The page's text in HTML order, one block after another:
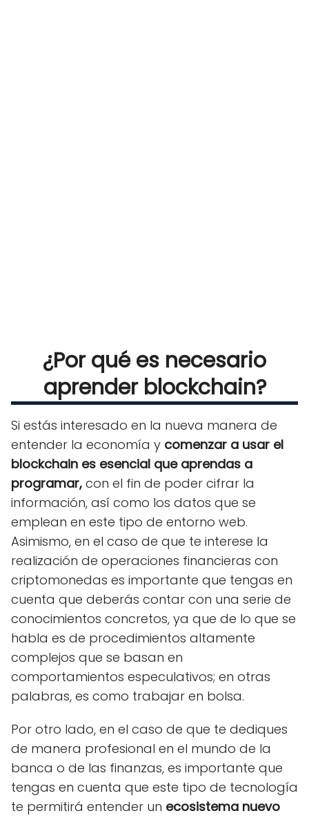
¿Por qué es necesario
aprender blockchain?
Si estás interesado en la nueva manera de
entender la economía y comenzar a usar el
blockchain es esencial que aprendas a
programar, con el fin de poder cifrar la
información, así como los datos que se
emplean en este tipo de entorno web.
Asimismo, en el caso de que te interese la
realización de operaciones financieras con
criptomonedas es importante que tengas en
cuenta que deberás contar con una serie de
conocimientos concretos, ya que de lo que se
habla es de procedimientos altamente
complejos que se basan en
comportamientos especulativos; en otras
palabras, es como trabajar en bolsa.
Por otro lado, en el caso de que te dediques
de manera profesional en el mundo de la
banca o de las finanzas, es importante que
tengas en cuenta que este tipo de tecnología
te permitirá entender un ecosistema nuevo